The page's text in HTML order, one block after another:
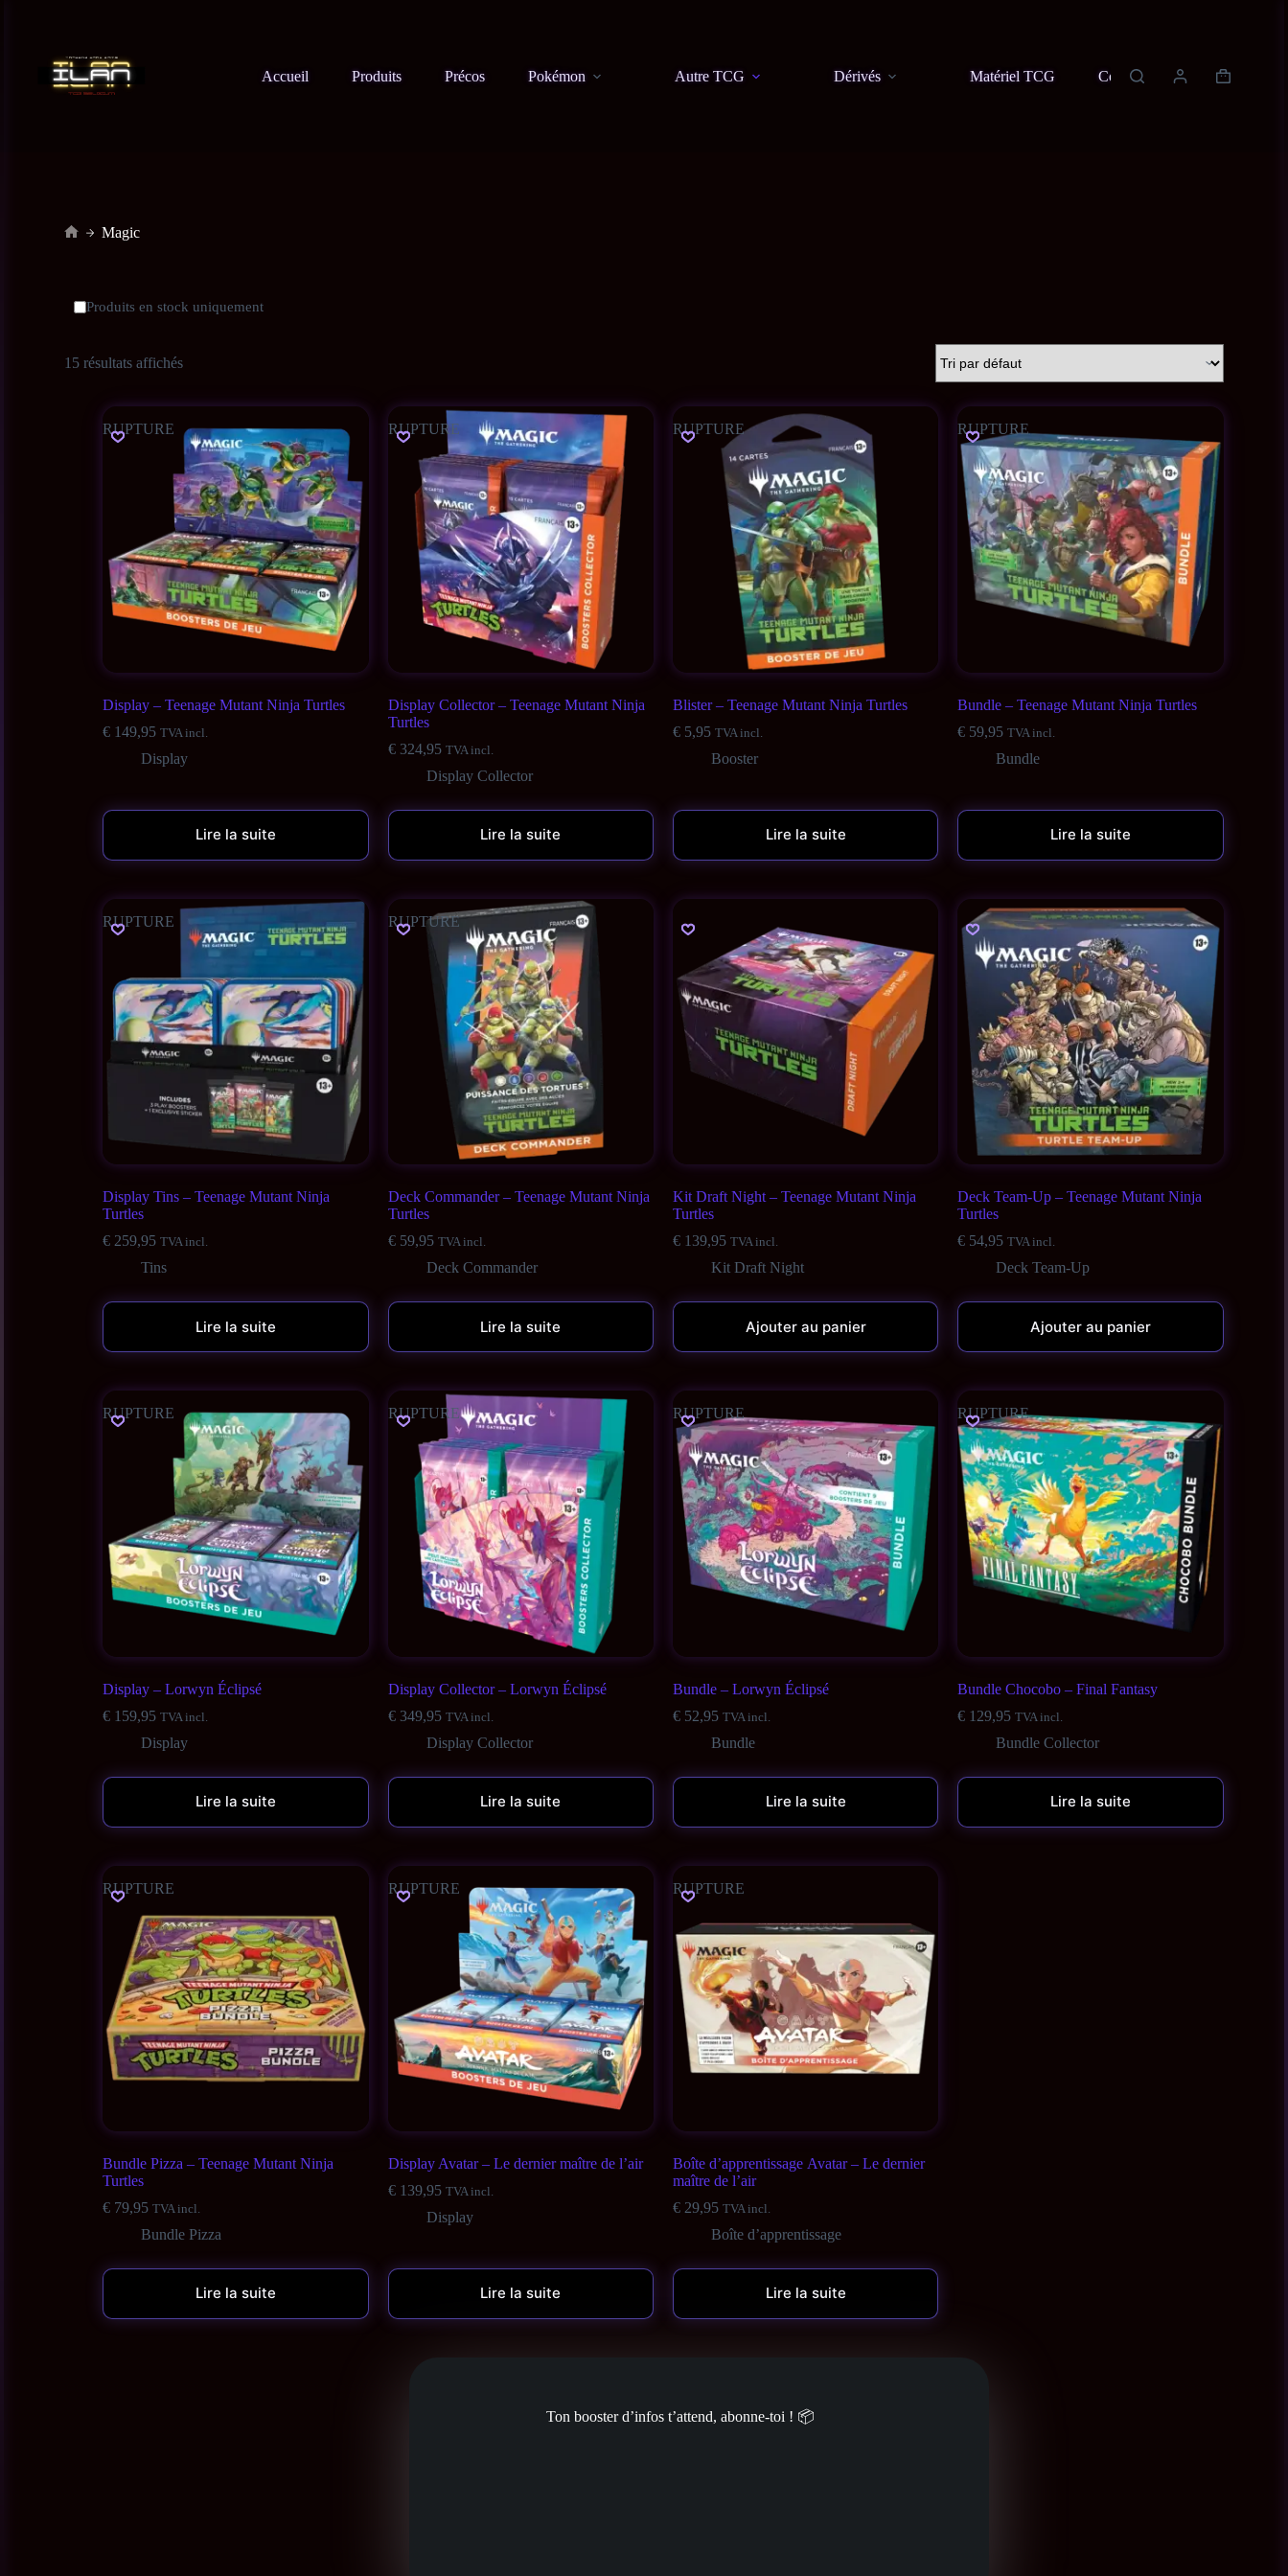
Accueil Produits Précos Pokémon Autre TCG Dérivés Matériel TCG Contact À propos
Magic
Produits en stock uniquement
15 résultats affichés
RUPTURE
Display – Teenage Mutant Ninja Turtles
€ 149,95 TVA incl.
Display
Lire la suite
RUPTURE
Display Collector – Teenage Mutant Ninja
Turtles
€324,95 TVA incl.
Display Collector
Lire la suite
RUPTURE
Blister – Teenage Mutant Ninja Turtles
€5,95 TVA incl.
Booster
Lire la suite
RUPTURE
Bundle – Teenage Mutant Ninja Turtles
€ 59,95 TVA incl.
Bundle
Lire la suite
RUPTURE
Display Tins – Teenage Mutant Ninja
Turtles
€ 259,95 TVA incl.
Tins
Lire la suite
RUPTURE
Deck Commander – Teenage Mutant Ninja
Turtles
€59,95 TVA incl.
Deck Commander
Lire la suite
Kit Draft Night – Teenage Mutant Ninja
Turtles
€139,95 TVA incl.
Kit Draft Night
Ajouter au panier
Deck Team-Up – Teenage Mutant Ninja
Turtles
€ 54,95 TVA incl.
Deck Team-Up
Ajouter au panier
RUPTURE
Display – Lorwyn Éclipsé
€ 159,95 TVA incl.
Display
Lire la suite
RUPTURE
Display Collector – Lorwyn Éclipsé
€349,95 TVA incl.
Display Collector
Lire la suite
RUPTURE
Bundle – Lorwyn Éclipsé
€52,95 TVA incl.
Bundle
Lire la suite
RUPTURE
Bundle Chocobo – Final Fantasy
€ 129,95 TVA incl.
Bundle Collector
Lire la suite
RUPTURE
Bundle Pizza – Teenage Mutant Ninja
Turtles
€ 79,95 TVA incl.
Bundle Pizza
Lire la suite
RUPTURE
Display Avatar – Le dernier maître de l’air
€139,95 TVA incl.
Display
Lire la suite
RUPTURE
Boîte d’apprentissage Avatar – Le dernier
maître de l’air
€29,95 TVA incl.
Boîte d’apprentissage
Lire la suite
Ton booster d’infos t’attend, abonne-toi ! 📦